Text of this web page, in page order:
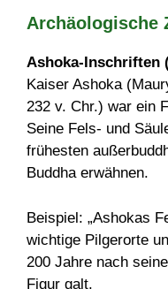
Archäologische
Ashoka-Inschriften
Kaiser Ashoka
232 v. Chr.) war ein
Seine Fels- und
frühesten
Buddha erwähnen.
Beispiel: „Ashokas
wichtige Pilgerorte
200 Jahre nach
Figur galt.